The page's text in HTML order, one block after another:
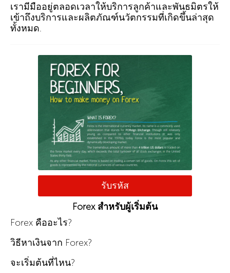
เรามีมืออยู่ตลอดเวลาให้บริการลูกค้าและพันธมิตรให้
เข้าถึงบริการและผลิตภัณฑ์นวัตกรรมที่เกิดขึ้นล่าสุด
ทั้งหมด.
รับรหัส
Forex สำหรับผู้เริ่มต้น
Forex คืออะไร?
วิธีหาเงินจาก Forex?
จะเริ่มต้นที่ไหน?